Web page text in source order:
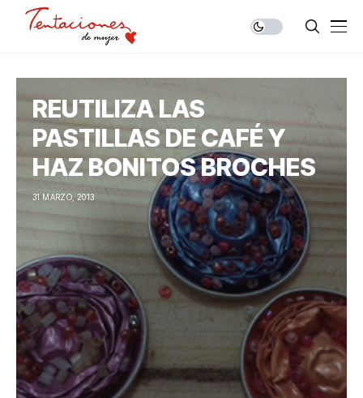
REUTILIZA LAS
PASTILLAS DE CAFÉ Y
HAZ BONITOS BROCHES
31 MARZO, 2013